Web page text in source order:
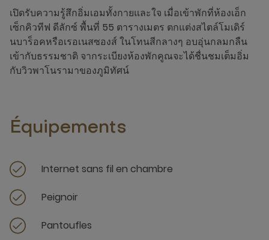
เปิดรับความรู้สึกอิ่มเอมทั้งกายและใจ เมื่อเข้าพักที่ห้องเอ็ก
เซ็กคิวทีฟ ดีลักซ์ พื้นที่ 55 ตารางเมตร ตกแต่งสไตล์โมเดิร์
นบาร็อคหรือเรอเนสซองส์ ในโทนสีกลางๆ อบอุ่นกลมกลืน
เข้ากับธรรมชาติ จากระเบียงห้องพักคูณจะได้ชื่นชมเต็มอิ่ม
กับวิวพาโนรามาของภูมิทัศน์
Équipements
Internet sans fil en chambre
Peignoir
Pantoufles